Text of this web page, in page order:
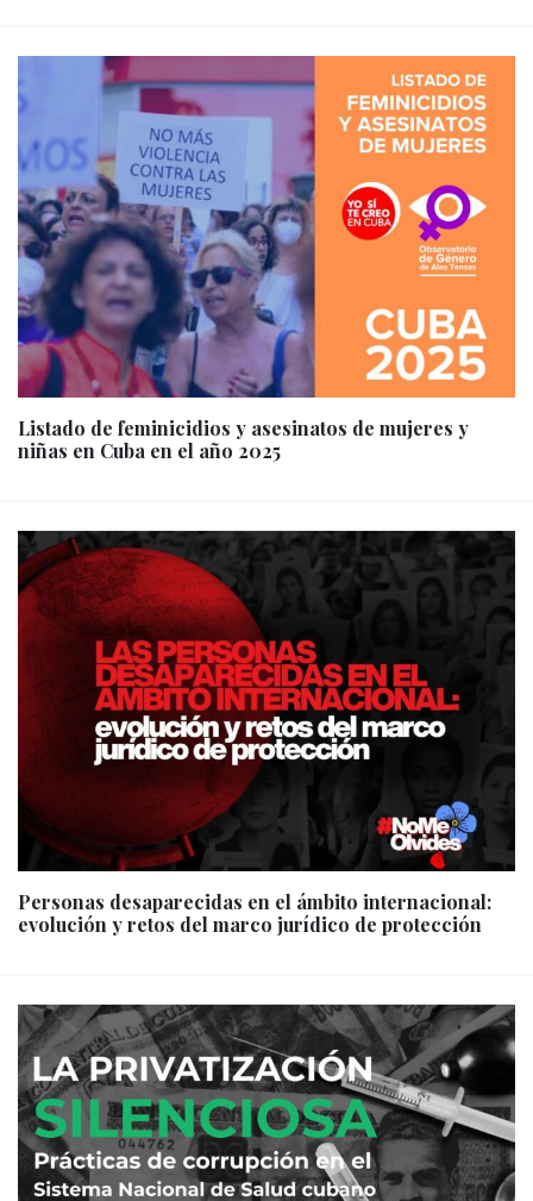
Listado de feminicidios y asesinatos de mujeres y
niñas en Cuba en el año 2025
Personas desaparecidas en el ámbito internacional:
evolución y retos del marco jurídico de protección